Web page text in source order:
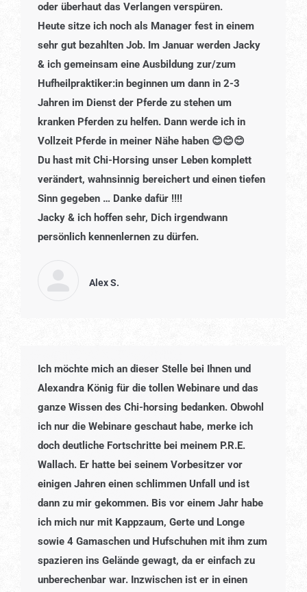
oder überhaut das Verlangen verspüren.
Heute sitze ich noch als Manager fest in einem
sehr gut bezahlten Job. Im Januar werden Jacky
& ich gemeinsam eine Ausbildung zur/zum
Hufheilpraktiker:in beginnen um dann in 2-3
Jahren im Dienst der Pferde zu stehen um
kranken Pferden zu helfen. Dann werde ich in
Vollzeit Pferde in meiner Nähe haben 😊😊😊
Du hast mit Chi-Horsing unser Leben komplett
verändert, wahnsinnig bereichert und einen tiefen
Sinn gegeben … Danke dafür !!!!
Jacky & ich hoffen sehr, Dich irgendwann
persönlich kennenlernen zu dürfen.
Alex S.
Ich möchte mich an dieser Stelle bei Ihnen und
Alexandra König für die tollen Webinare und das
ganze Wissen des Chi-horsing bedanken. Obwohl
ich nur die Webinare geschaut habe, merke ich
doch deutliche Fortschritte bei meinem P.R.E.
Wallach. Er hatte bei seinem Vorbesitzer vor
einigen Jahren einen schlimmen Unfall und ist
dann zu mir gekommen. Bis vor einem Jahr habe
ich mich nur mit Kappzaum, Gerte und Longe
sowie 4 Gamaschen und Hufschuhen mit ihm zum
spazieren ins Gelände gewagt, da er einfach zu
unberechenbar war. Inzwischen ist er in einen